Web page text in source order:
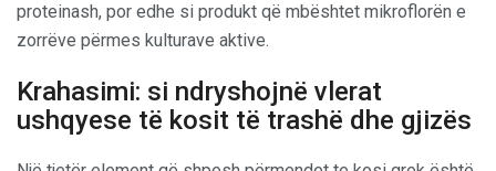
proteinash, por edhe si produkt që mbështet mikroflorën e
zorrëve përmes kulturave aktive.
Krahasimi: si ndryshojnë vlerat
ushqyese të kosit të trashë dhe gjizës